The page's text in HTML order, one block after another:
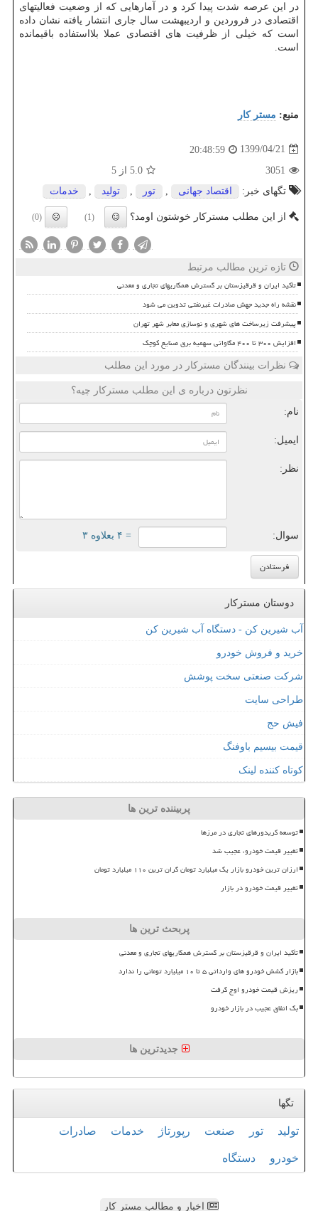
در این عرصه شدت پیدا کرد و در آمارهایی که از وضعیت فعالیتهای
اقتصادی در فروردین و اردیبهشت سال جاری انتشار یافته نشان داده
است که خیلی از ظرفیت های اقتصادی عملا بلااستفاده باقیمانده
است.
منبع: مستر كار
1399/04/21
20:48:59
3051
5.0 از 5
تگهای خبر:
اقتصاد جهانی تور تولید خدمات
از این مطلب مسترکار خوشتون اومد؟ (1)
(0)
تازه ترین مطالب مرتبط
تأکید ایران و قرقیزستان بر گسترش همکاریهای تجاری و معدنی
نقشه راه جدید جهش صادرات غیرنفتی تدوین می شود
پیشرفت زیرساخت های شهری و نوسازی معابر شهر تهران
افزایش ۳۰۰ تا ۴۰۰ مگاواتی سهمیه برق صنایع کوچک
نظرات بینندگان مسترکار در مورد این مطلب
نظرتون درباره ی این مطلب مسترکار چیه؟
نام:
ایمیل:
نظر:
سوال: = ۴ بعلاوه ۳
دوستان مسترکار
آب شیرین کن - دستگاه آب شیرین کن
خرید و فروش خودرو
شرکت صنعتی سخت پوشش
طراحی سایت
فیش حج
قیمت بیسیم باوفنگ
کوتاه کننده لینک
پربیننده ترین ها
توسعه کریدورهای تجاری در مرزها
تغییر قیمت خودرو، عجیب شد
ارزان ترین خودرو بازار یک میلیارد تومان گران ترین ۱۱۰ میلیارد تومان
تغییر قیمت خودرو در بازار
پربحث ترین ها
تأکید ایران و قرقیزستان بر گسترش همکاریهای تجاری و معدنی
بازار کشش خودرو های وارداتی ۵ تا ۱۰ میلیارد تومانی را ندارد
ریزش قیمت خودرو اوج گرفت
بک اتفاق عجیب در بازار خودرو
جدیدترین ها
تگها
تولید تور صنعت رپورتاژ خدمات صادرات
خودرو دستگاه
اخبار و مطالب مستر کار